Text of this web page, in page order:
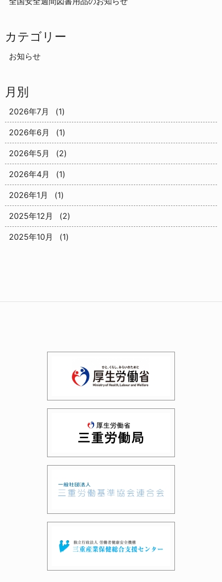
カテゴリー
お知らせ
月別
2026年7月 (1)
2026年6月 (1)
2026年5月 (2)
2026年4月 (1)
2026年1月 (1)
2025年12月 (2)
2025年10月 (1)